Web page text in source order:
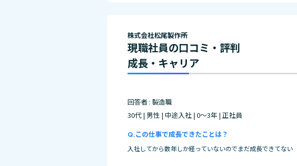
株式会社松尾製作所
現職社員の口コミ・評判
成長・キャリア
回答者 : 製造職
30代 | 男性 | 中途入社 | 0～3年 | 正社員
この仕事で成長できたことは？
入社してから数年しか経っていないのでまだ成長できてない